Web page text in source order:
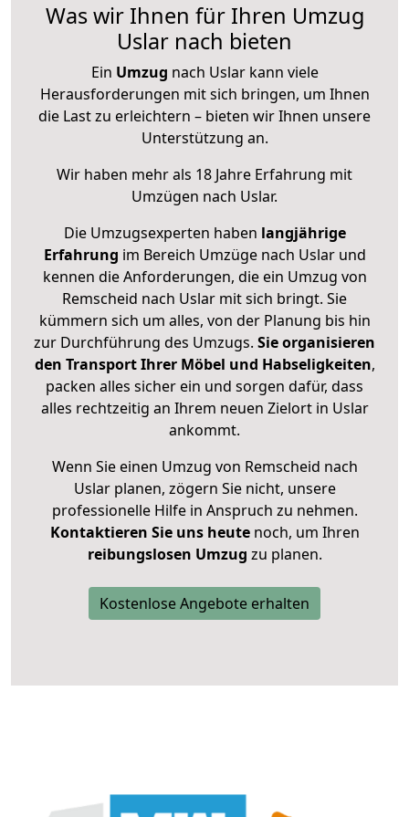
Was wir Ihnen für Ihren Umzug
Uslar nach bieten
Ein Umzug nach Uslar kann viele
Herausforderungen mit sich bringen, um Ihnen
die Last zu erleichtern – bieten wir Ihnen unsere
Unterstützung an.
Wir haben mehr als 18 Jahre Erfahrung mit
Umzügen nach Uslar.
Die Umzugsexperten haben langjährige
Erfahrung im Bereich Umzüge nach Uslar und
kennen die Anforderungen, die ein Umzug von
Remscheid nach Uslar mit sich bringt. Sie
kümmern sich um alles, von der Planung bis hin
zur Durchführung des Umzugs. Sie organisieren
den Transport Ihrer Möbel und Habseligkeiten,
packen alles sicher ein und sorgen dafür, dass
alles rechtzeitig an Ihrem neuen Zielort in Uslar
ankommt.
Wenn Sie einen Umzug von Remscheid nach
Uslar planen, zögern Sie nicht, unsere
professionelle Hilfe in Anspruch zu nehmen.
Kontaktieren Sie uns heutenoch, um Ihren
reibungslosen Umzug zu planen.
Kostenlose Angebote erhalten